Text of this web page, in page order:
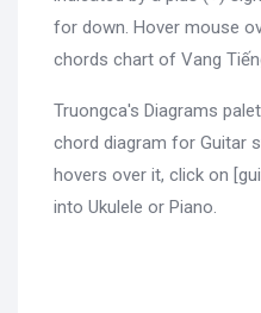
for down. Hover mouse
chords chart of Vang
Truongca's Diagrams
chord diagram for Guitar
hovers over it, click on
into Ukulele or Piano.